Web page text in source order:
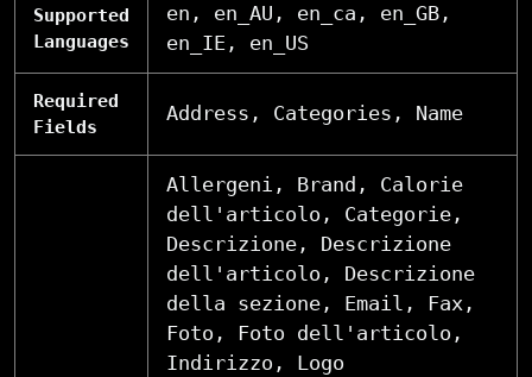
Supported
Languages
en, en_AU, en_ca, en_GB,
en_IE, en_US
Required
Fields
Address, Categories, Name
Allergeni, Brand, Calorie
dell'articolo, Categorie,
Descrizione, Descrizione
dell'articolo, Descrizione
della sezione, Email, Fax,
Foto, Foto dell'articolo,
Indirizzo, Logo